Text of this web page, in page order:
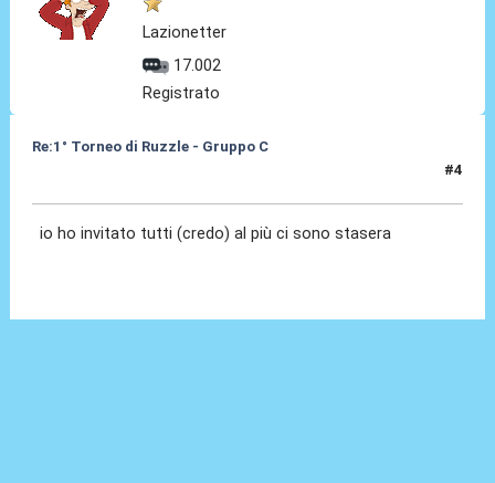
Lazionetter
17.002
Registrato
Re:1° Torneo di Ruzzle - Gruppo C
#4
io ho invitato tutti (credo) al più ci sono stasera